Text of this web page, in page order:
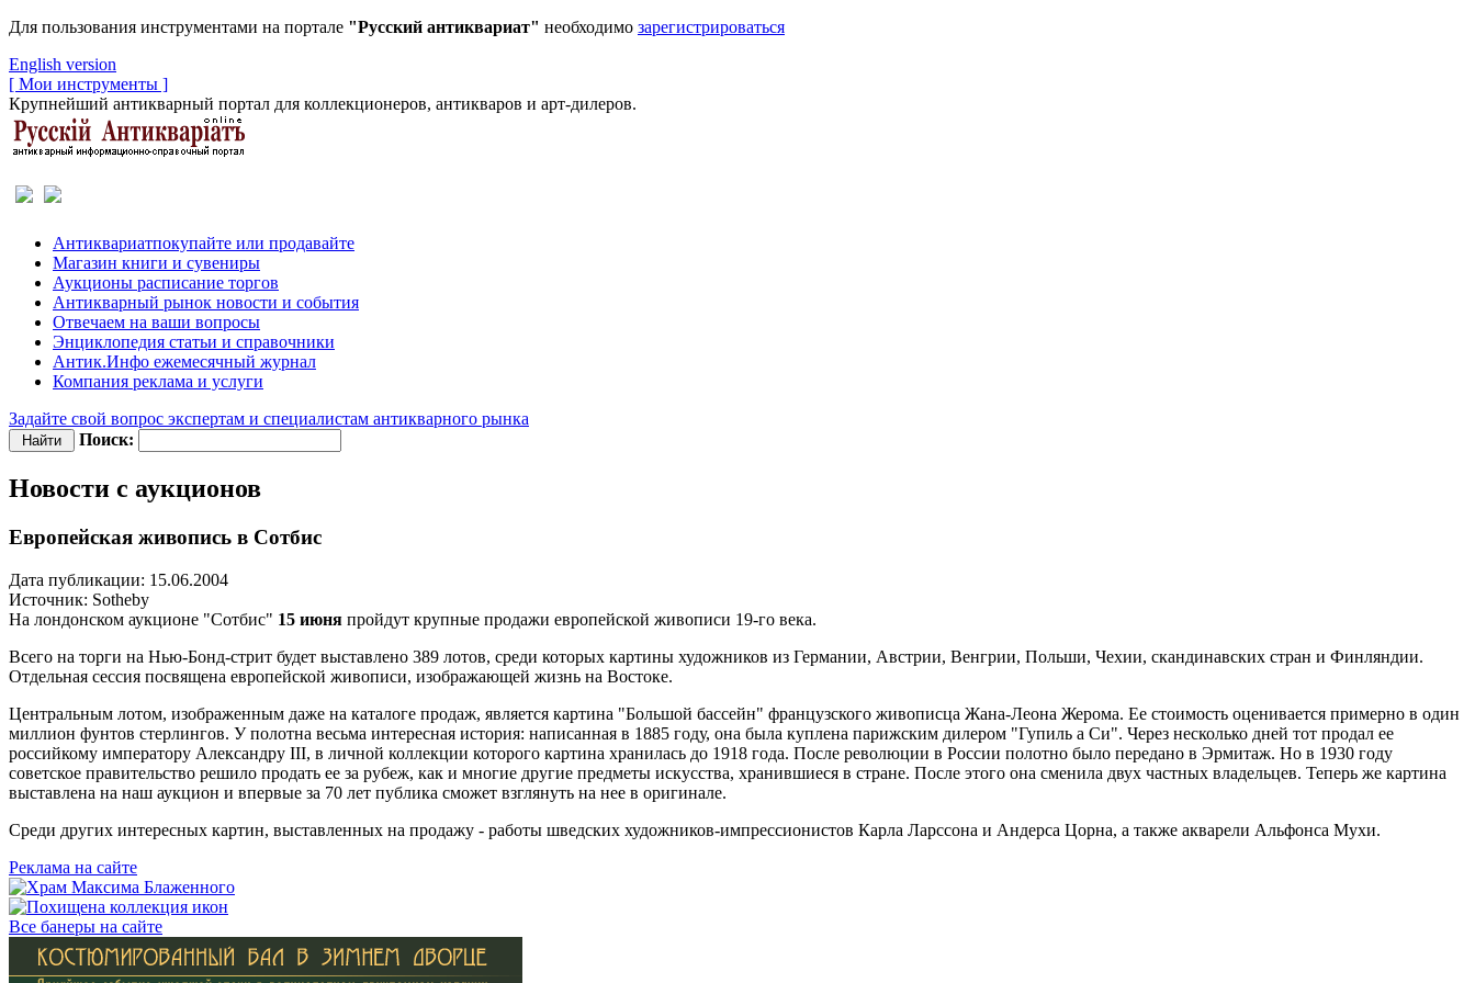
Для пользования инструментами на портале "Русский антиквариат" необходимо зарегистрироваться
English version
[ Мои инструменты ]
Крупнейший антикварный портал для коллекционеров, антикваров и арт-дилеров.
Антиквариатпокупайте или продавайте
Магазин книги и сувениры
Аукционы расписание торгов
Антикварный рынок новости и события
Отвечаем на ваши вопросы
Энциклопедия статьи и справочники
Антик.Инфо ежемесячный журнал
Компания реклама и услуги
Задайте свой вопрос экспертам и специалистам антикварного рынка
Поиск:
Новости с аукционов
Европейская живопись в Сотбис
Дата публикации: 15.06.2004
Источник: Sotheby
На лондонском аукционе "Сотбис" 15 июня пройдут крупные продажи европейской живописи 19-го века.
Всего на торги на Нью-Бонд-стрит будет выставлено 389 лотов, среди которых картины художников из Германии, Австрии, Венгрии, Польши, Чехии, скандинавских стран и Финляндии.
Отдельная сессия посвящена европейской живописи, изображающей жизнь на Востоке.
Центральным лотом, изображенным даже на каталоге продаж, является картина "Большой бассейн" французского живописца Жана-Леона Жерома. Ее стоимость оценивается примерно в один
миллион фунтов стерлингов. У полотна весьма интересная история: написанная в 1885 году, она была куплена парижским дилером "Гупиль а Си". Через несколько дней тот продал ее
российкому императору Александру III, в личной коллекции которого картина хранилась до 1918 года. После революции в России полотно было передано в Эрмитаж. Но в 1930 году
советское правительство решило продать ее за рубеж, как и многие другие предметы искусства, хранившиеся в стране. После этого она сменила двух частных владельцев. Теперь же картина
выставлена на наш аукцион и впервые за 70 лет публика сможет взглянуть на нее в оригинале.
Среди других интересных картин, выставленных на продажу - работы шведских художников-импрессионистов Карла Ларссона и Андерса Цорна, а также акварели Альфонса Мухи.
Реклама на сайте
Все банеры на сайте